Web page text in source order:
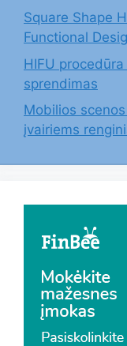
Square Shape
Functional
HIFU
sprendimas
Mobilios
įvairiems